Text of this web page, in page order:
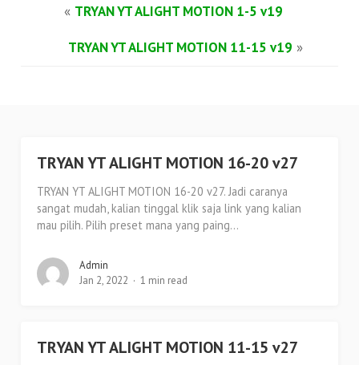
« TRYAN YT ALIGHT MOTION 1-5 v19
TRYAN YT ALIGHT MOTION 11-15 v19 »
TRYAN YT ALIGHT MOTION 16-20 v27
TRYAN YT ALIGHT MOTION 16-20 v27. Jadi caranya
sangat mudah, kalian tinggal klik saja link yang kalian
mau pilih. Pilih preset mana yang paing...
Admin
Jan 2, 2022
1 min read
TRYAN YT ALIGHT MOTION 11-15 v27